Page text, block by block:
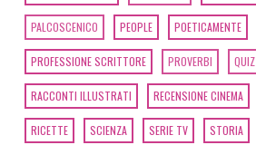
PALCOSCENICO PEOPLE POETICAMENTE
PROFESSIONE SCRITTORE PROVERBI QUIZ
RACCONTI ILLUSTRATI RECENSIONE CINEMA
RICETTE SCIENZA SERIE TV STORIA